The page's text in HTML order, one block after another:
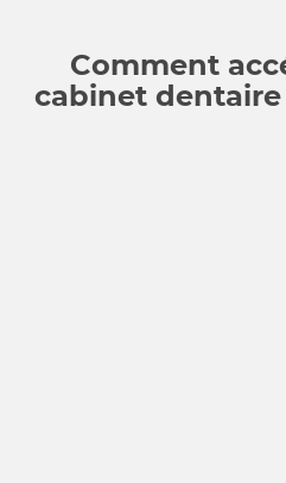
Comment
cabinet dentaire